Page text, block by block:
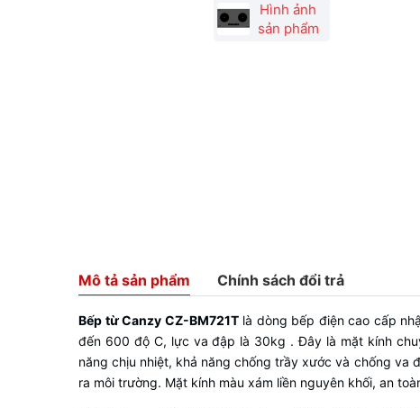
Hình ảnh
sản phẩm
Mô tả sản phẩm Chính sách đổi trả
Bếp từ Canzy CZ-BM721Tlà dòng bếp điện cao cấp
đến 600 độ C, lực va đập là 30kg . Đây là mặt kính
năng chịu nhiệt, khả năng chống trầy xước và chống
ra môi trường. Mặt kính màu xám liền nguyên khối, an